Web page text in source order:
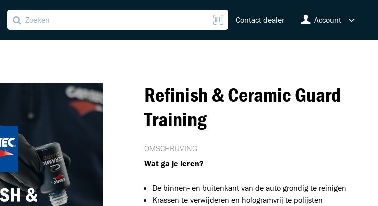
Contact dealer Account
Refinish & Ceramic Guard
Training
OMSCHRIJVING
Wat ga je leren?
De binnen- en buitenkant van de auto grondig te reinigen
Krassen te verwijderen en hologramvrij te polijsten